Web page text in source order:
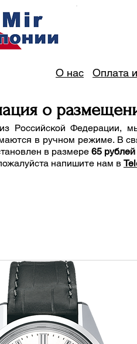
О нас Оплата
о
Российской Федерации,
в ручном режиме. В
в размере 65
напишите нам в